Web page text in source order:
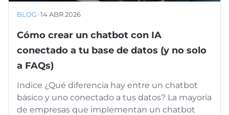
BLOG ·14 ABR 2026
Cómo crear un chatbot con IA
conectado a tu base de datos (y no solo
a FAQs)
Indice ¿Qué diferencia hay entre un chatbot
básico y uno conectado a tus datos? La mayoría
de empresas que implementan un chatbot